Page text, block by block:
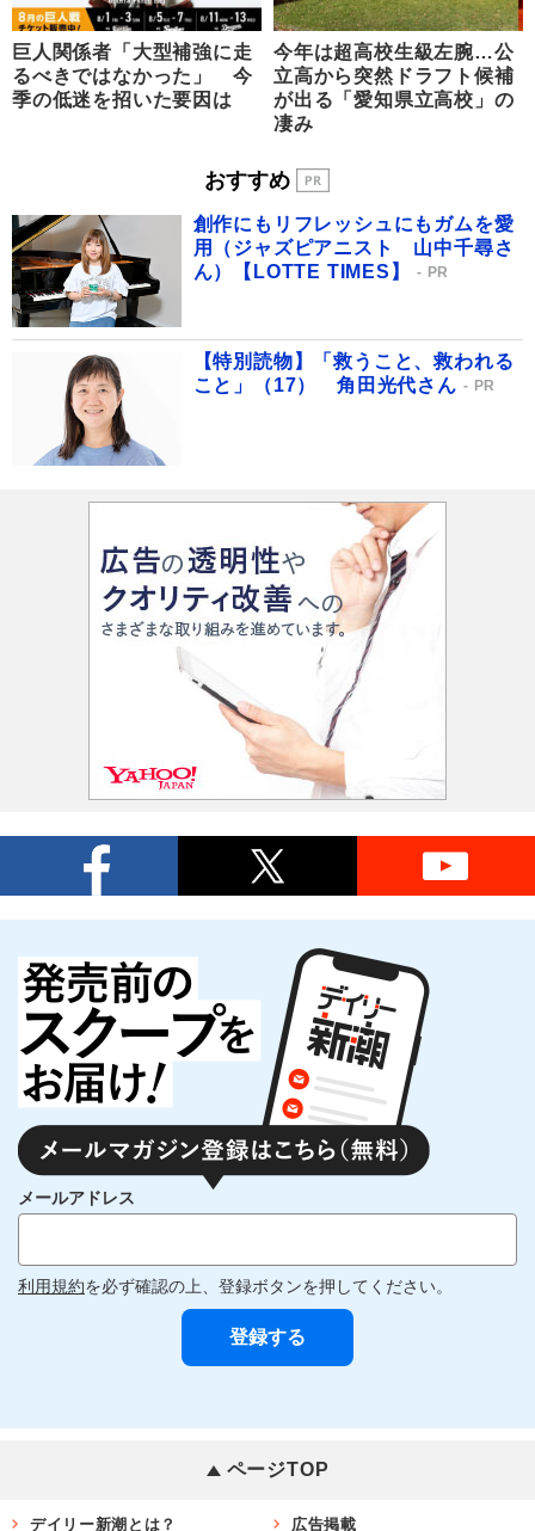
巨人関係者「大型補強に走
るべきではなかった」 今
季の低迷を招いた要因は
今年は超高校生級左腕…公
立高から突然ドラフト候補
が出る「愛知県立高校」の
凄み
おすすめ
創作にもリフレッシュにもガムを愛
用（ジャズピアニスト 山中千尋さ
ん）【LOTTE TIMES】
PR
【特別読物】「救うこと、救われる
こと」（17） 角田光代さん
PR
メールアドレス
利用規約を必ず確認の上、登録ボタンを押してください。
ページTOP
デイリー新潮とは？ 広告掲載